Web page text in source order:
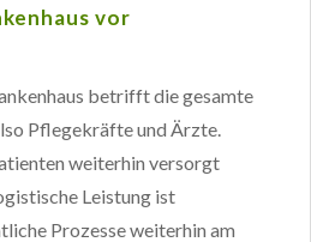
vor
betrifft die gesamte
Pflegekräfte und Ärzte.
weiterhin versorgt
Leistung ist
Prozesse weiterhin am